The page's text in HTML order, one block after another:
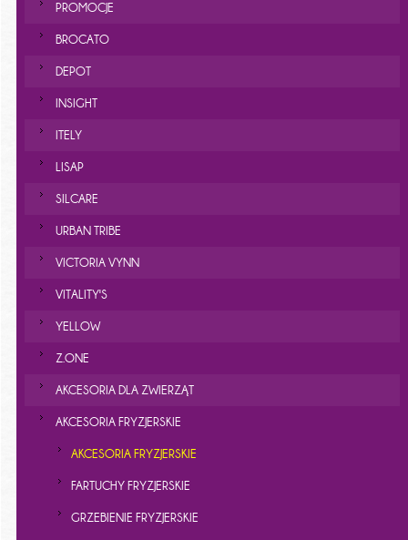
PROMOCJE
BROCATO
DEPOT
INSIGHT
ITELY
LISAP
SILCARE
URBAN TRIBE
VICTORIA VYNN
VITALITY'S
YELLOW
Z.ONE
AKCESORIA DLA ZWIERZĄT
AKCESORIA FRYZJERSKIE
AKCESORIA FRYZJERSKIE
FARTUCHY FRYZJERSKIE
GRZEBIENIE FRYZJERSKIE